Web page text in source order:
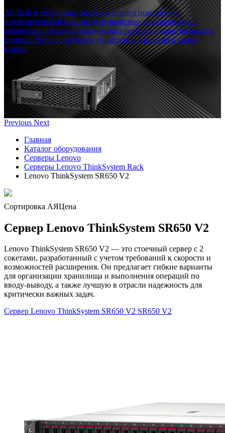
All-flash и гибридные массивы нового поколения с
исключительной производительностью, надежностью и
гибкостью для модернизации дата-центра и развития вашего
бизнеса. Лучшие средства управления данными в своем
классе.
Previous Next
Главная
Каталог оборудования
Серверы Lenovo
Серверы Lenovo ThinkSystem Rack
Lenovo ThinkSystem SR650 V2
Сортировка АЯЦенa
Сервер Lenovo ThinkSystem SR650 V2
Lenovo ThinkSystem SR650 V2 — это стоечный сервер с 2
сокетами, разработанный с учетом требований к скорости и
возможностей расширения. Он предлагает гибкие варианты
для организации хранилища и выполнения операций по
вводу-выводу, а также лучшую в отрасли надежность для
критически важных задач.
Сервер Lenovo ThinkSystem SR650 V2 SR650 V2